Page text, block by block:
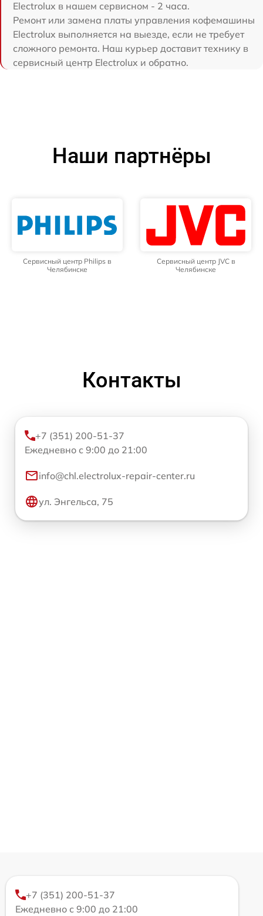
Electrolux в нашем сервисном - 2 часа.
Ремонт или замена платы управления кофемашины
Electrolux выполняется на выезде, если не требует
сложного ремонта. Наш курьер доставит технику в
сервисный центр Electrolux и обратно.
Наши партнёры
Сервисный центр Philips в
Челябинске
Сервисный центр JVC в
Челябинске
Контакты
+7 (351) 200-51-37
Ежедневно с 9:00 до 21:00
info@chl.electrolux-repair-center.ru
ул. Энгельса, 75
+7 (351) 200-51-37
Ежедневно с 9:00 до 21:00